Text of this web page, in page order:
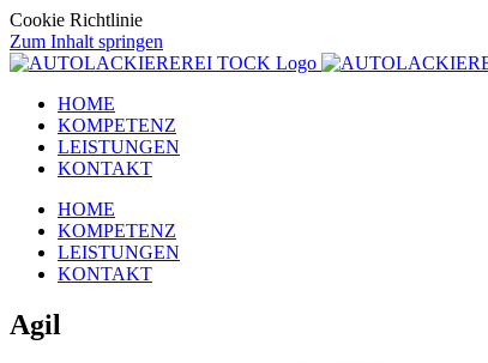
Cookie Richtlinie
Zum Inhalt springen
HOME
KOMPETENZ
LEISTUNGEN
KONTAKT
HOME
KOMPETENZ
LEISTUNGEN
KONTAKT
Agil